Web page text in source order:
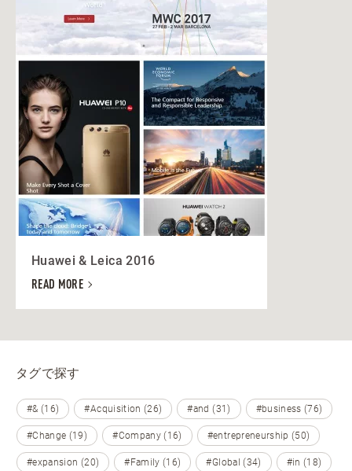
Huawei & Leica 2016
READ MORE
タグで探す
#& (16) #Acquisition (26) #and (31) #business (76)
#Change (19) #Company (16) #entrepreneurship (50)
#expansion (20) #Family (16) #Global (34) #in (18)